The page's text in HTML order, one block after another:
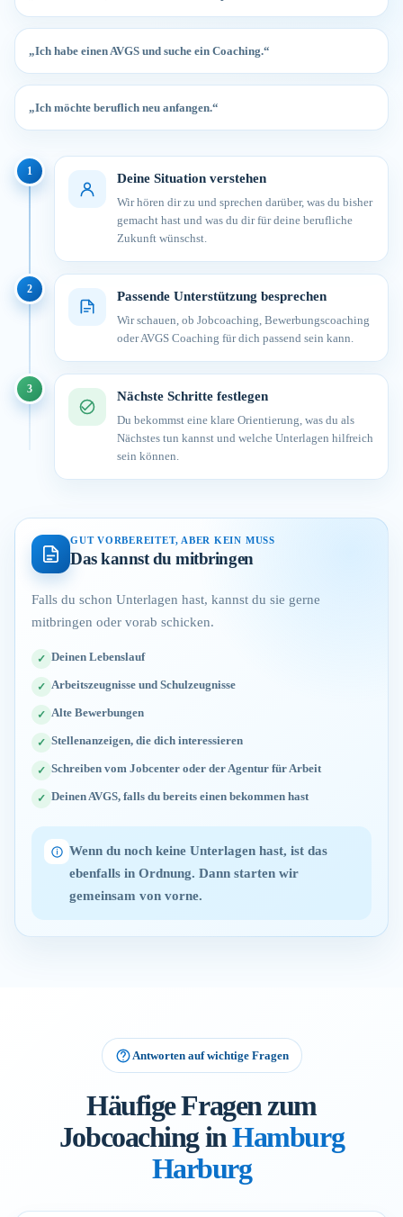
„Ich habe einen AVGS und suche ein Coaching.“
„Ich möchte beruflich neu anfangen.“
1
Deine Situation verstehen
Wir hören dir zu und sprechen darüber, was du bisher
gemacht hast und was du dir für deine berufliche
Zukunft wünschst.
2
Passende Unterstützung besprechen
Wir schauen, ob Jobcoaching, Bewerbungscoaching
oder AVGS Coaching für dich passend sein kann.
3
Nächste Schritte festlegen
Du bekommst eine klare Orientierung, was du als
Nächstes tun kannst und welche Unterlagen hilfreich
sein können.
GUT VORBEREITET, ABER KEIN MUSS
Das kannst du mitbringen
Falls du schon Unterlagen hast, kannst du sie gerne
mitbringen oder vorab schicken.
Deinen Lebenslauf
Arbeitszeugnisse und Schulzeugnisse
Alte Bewerbungen
Stellenanzeigen, die dich interessieren
Schreiben vom Jobcenter oder der Agentur für Arbeit
Deinen AVGS, falls du bereits einen bekommen hast
Wenn du noch keine Unterlagen hast, ist das
ebenfalls in Ordnung. Dann starten wir
gemeinsam von vorne.
Antworten auf wichtige Fragen
Häufige Fragen zum
Jobcoaching inHamburg
Harburg